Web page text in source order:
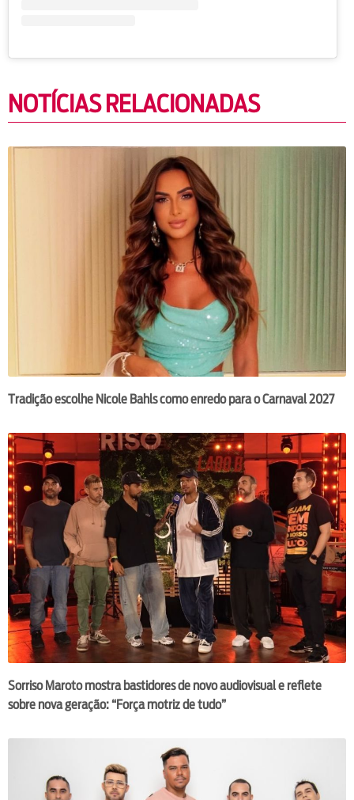
NOTÍCIAS RELACIONADAS
Tradição escolhe Nicole Bahls como enredo para o Carnaval 2027
Sorriso Maroto mostra bastidores de novo audiovisual e reflete
sobre nova geração: “Força motriz de tudo”